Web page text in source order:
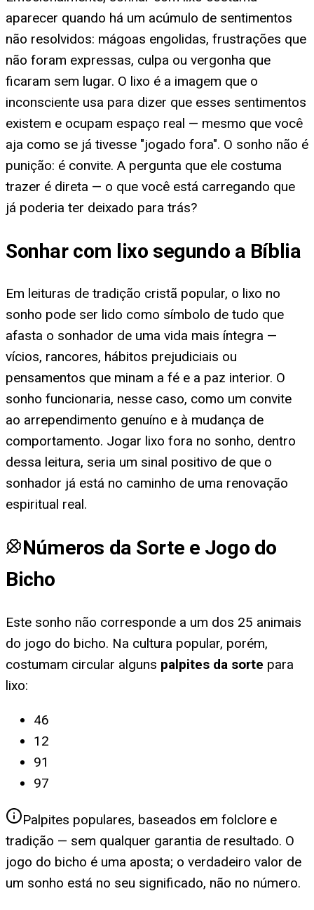
aparecer quando há um acúmulo de sentimentos
não resolvidos: mágoas engolidas, frustrações que
não foram expressas, culpa ou vergonha que
ficaram sem lugar. O lixo é a imagem que o
inconsciente usa para dizer que esses sentimentos
existem e ocupam espaço real — mesmo que você
aja como se já tivesse "jogado fora". O sonho não é
punição: é convite. A pergunta que ele costuma
trazer é direta — o que você está carregando que
já poderia ter deixado para trás?
Sonhar com lixo segundo a Bíblia
Em leituras de tradição cristã popular, o lixo no
sonho pode ser lido como símbolo de tudo que
afasta o sonhador de uma vida mais íntegra —
vícios, rancores, hábitos prejudiciais ou
pensamentos que minam a fé e a paz interior. O
sonho funcionaria, nesse caso, como um convite
ao arrependimento genuíno e à mudança de
comportamento. Jogar lixo fora no sonho, dentro
dessa leitura, seria um sinal positivo de que o
sonhador já está no caminho de uma renovação
espiritual real.
Números da Sorte e Jogo do
Bicho
Este sonho não corresponde a um dos 25 animais
do jogo do bicho. Na cultura popular, porém,
costumam circular alguns palpites da sorte para
lixo:
46
12
91
97
Palpites populares, baseados em folclore e
tradição — sem qualquer garantia de resultado. O
jogo do bicho é uma aposta; o verdadeiro valor de
um sonho está no seu significado, não no número.